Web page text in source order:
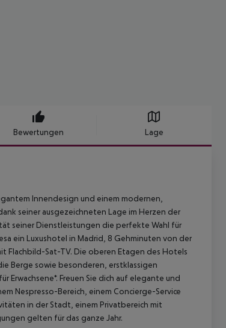
Bewertungen Lage
Innendesign und einem modernen,
seiner ausgezeichneten Lage im Herzen der
seiner Dienstleistungen die perfekte Wahl für
ein Luxushotel in Madrid, 8 Gehminuten von der
Flachbild-Sat-TV. Die oberen Etagen des Hotels
Berge sowie besonderen, erstklassigen
Erwachsene*. Freuen Sie dich auf elegante und
Nespresso-Bereich, einem Concierge-Service
in der Stadt, einem Privatbereich mit
gelten für das ganze Jahr.